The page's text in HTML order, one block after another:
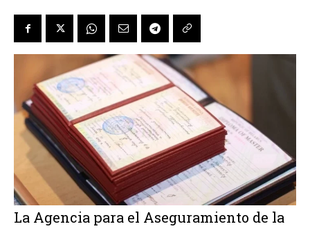
La Agencia para el Aseguramiento de la